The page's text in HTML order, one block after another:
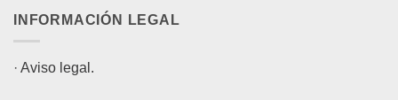
INFORMACIÓN LEGAL
· Aviso legal.